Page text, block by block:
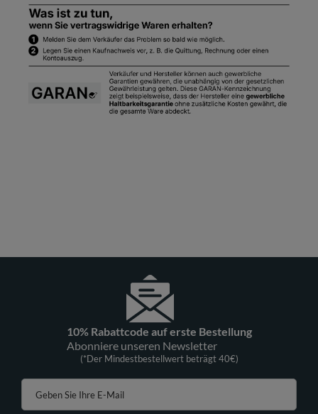
10% Rabattcode auf erste Bestellung
Abonniere unseren Newsletter
(*Der Mindestbestellwert beträgt 40€)
Geben Sie Ihre E-Mail